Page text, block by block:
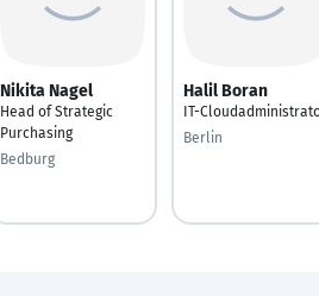
Nikita Nagel
Head of Strategic
Purchasing
Bedburg
Halil Boran
IT-
Berlin